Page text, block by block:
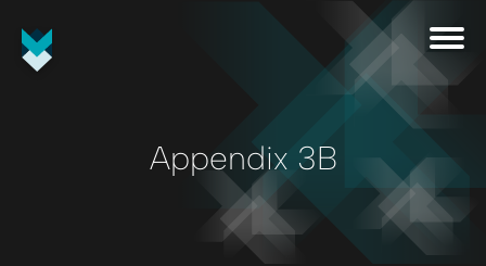
Appendix 3B